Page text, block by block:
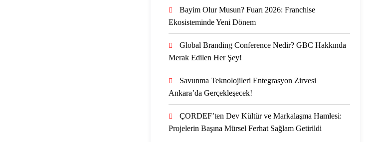
Bayim Olur Musun? Fuarı 2026: Franchise
Ekosisteminde Yeni Dönem
Global Branding Conference Nedir? GBC Hakkında
Merak Edilen Her Şey!
Savunma Teknolojileri Entegrasyon Zirvesi
Ankara’da Gerçekleşecek!
ÇORDEF’ten Dev Kültür ve Markalaşma Hamlesi:
Projelerin Başına Mürsel Ferhat Sağlam Getirildi